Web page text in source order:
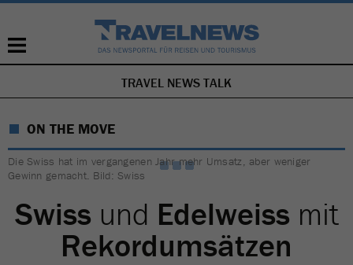
NAVIGATION
ÜBERSPRINGEN
TRAVEL NEWS TALK
ON THE MOVE
Die Swiss hat im vergangenen Jahr mehr Umsatz, aber weniger
Gewinn gemacht. Bild: Swiss
Swiss und Edelweiss mit
Rekordumsätzen